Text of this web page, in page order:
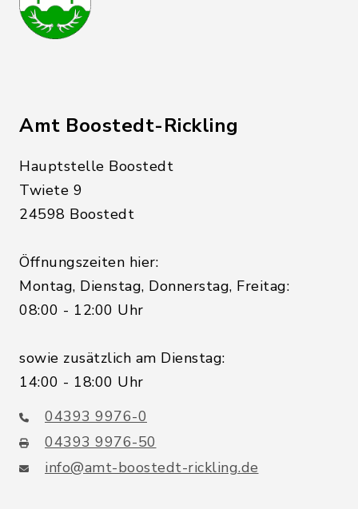
Amt Boostedt-Rickling
Hauptstelle Boostedt
Twiete 9
24598 Boostedt
Öffnungszeiten hier:
Montag, Dienstag, Donnerstag, Freitag:
08:00 - 12:00 Uhr
sowie zusätzlich am Dienstag:
14:00 - 18:00 Uhr
04393 9976-0
04393 9976-50
info@amt-boostedt-rickling.de